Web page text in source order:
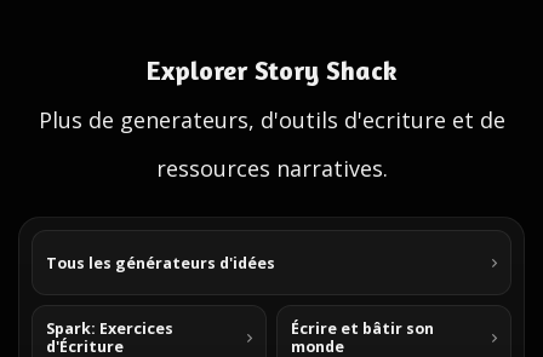
Explorer Story Shack
Plus de generateurs, d'outils d'ecriture et de
ressources narratives.
Tous les générateurs d'idées
Spark: Exercices
d'Écriture
Écrire et bâtir son
monde